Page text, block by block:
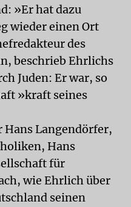
»Er hat dazu
wieder einen Ort
des
beschrieb Ehrlichs
Juden: Er war, so
»kraft seines
Hans Langendörfer,
Hans
für
wie Ehrlich über
seinen